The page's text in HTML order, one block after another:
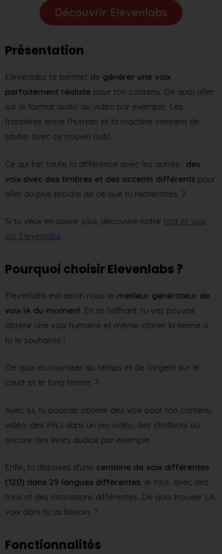
Découvrir Elevenlabs
Présentation
Elevenlabs te permet de générer une voix
parfaitement réaliste pour ton contenu. De quoi aller
sur le format audio ou vidéo par exemple. Les
frontières entre l’humain et la machine viennent de
sauter avec ce nouvel outil.
Ce qui fait toute la différence avec les autres : des
voix avec des timbres et des accents différents pour
aller au plus proche de ce que tu recherches. ?
Si tu veux en savoir plus, découvre notre test et avis
sur Elevenlabs.
Pourquoi choisir Elevenlabs ?
Elevenlabs est selon nous le meilleur générateur de
voix IA du moment. En te l’offrant, tu vas pouvoir
obtenir une voix humaine et même cloner la tienne si
tu le souhaites !
De quoi économiser du temps et de l’argent sur le
court et le long terme. ?
Avec lui, tu pourras obtenir des voix pour ton contenu
vidéo, des PNJ dans un jeu vidéo, des chatbots ou
encore des livres audios par exemple.
Enfin, tu disposes d’une centaine de voix différentes
(120) dans 29 langues différentes, le tout, avec des
tons et des intonations différentes. De quoi trouver LA
voix dont tu as besoin. ?️
Fonctionnalités